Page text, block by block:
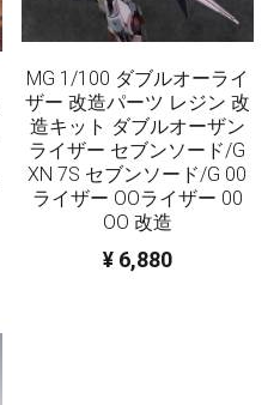
MG 1/100 ダブルオーライ
ザー 改造パーツ レジン 改
造キット ダブルオーザン
ライザー セブンソード/G
XN 7S セブンソード/G 00
ライザー OOライザー 00
OO 改造
¥ 6,880